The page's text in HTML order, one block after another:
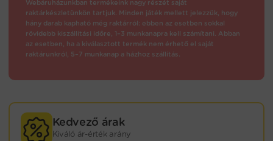
Webáruházunkban termékeink nagy részét saját
raktárkészletünkön tartjuk. Minden játék mellett jelezzük, hogy
hány darab kapható még raktárról: ebben az esetben sokkal
rövidebb kiszállítási időre, 1–3 munkanapra kell számítani. Abban
az esetben, ha a kiválasztott termék nem érhető el saját
raktárunkról, 5–7 munkanap a házhoz szállítás.
Kedvező árak
Kiváló ár-érték arány